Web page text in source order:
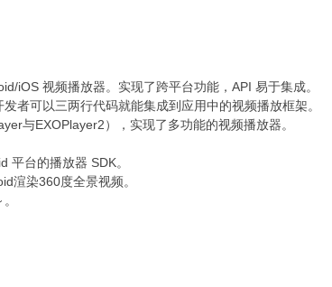
iOS 视频播放器。实现了跨平台功能，API 易于集成。
者可以三两行代码就能集成到应用中的视频播放框架。
与EXOPlayer2），实现了多功能的视频播放器。
台的播放器 SDK。
渲染360度全景视频。